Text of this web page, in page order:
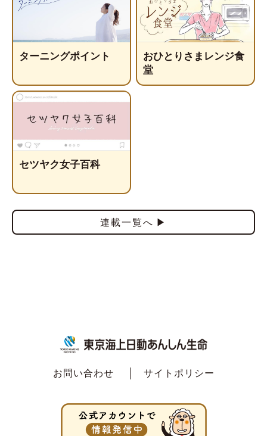
ターニングポイント
おひとりさまレンジ食
堂
セツヤク女子百科
連載一覧へ
お問い合わせ サイトポリシー